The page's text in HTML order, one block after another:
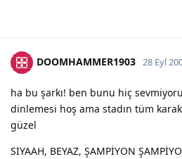
DOOMHAMMER1903 28 Eyl
ha bu şarkı! ben bunu hiç
dinlemesi hoş ama stadın tüm
güzel
SIYAAH, BEYAZ, ŞAMPİYON